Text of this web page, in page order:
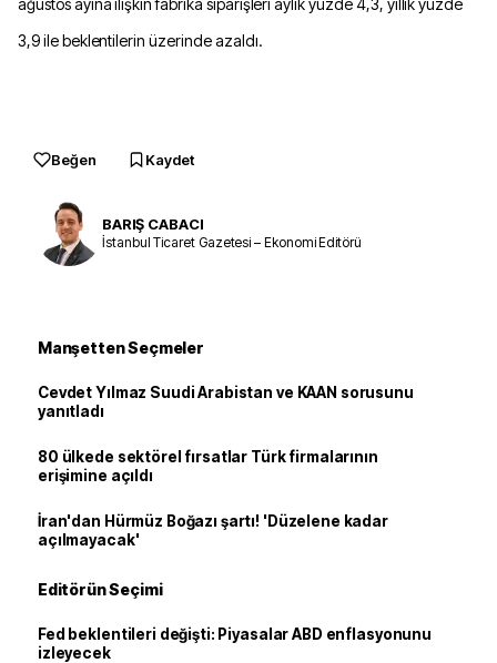
ağustos ayına ilişkin fabrika siparişleri aylık yüzde 4,3, yıllık yüzde
3,9 ile beklentilerin üzerinde azaldı.
Beğen Kaydet
BARIŞ CABACI
İstanbul Ticaret Gazetesi – Ekonomi Editörü
Manşetten Seçmeler
Cevdet Yılmaz Suudi Arabistan ve KAAN sorusunu
yanıtladı
80 ülkede sektörel fırsatlar Türk firmalarının
erişimine açıldı
İran'dan Hürmüz Boğazı şartı! 'Düzelene kadar
açılmayacak'
Editörün Seçimi
Fed beklentileri değişti: Piyasalar ABD enflasyonunu
izleyecek